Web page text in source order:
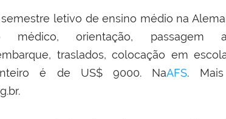
letivo de ensino médio na
médico, orientação, passagem
traslados, colocação em
é de US$ 9000. NaAFS. Mais